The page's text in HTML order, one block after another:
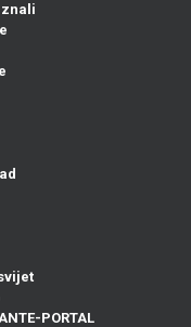
PORTAL